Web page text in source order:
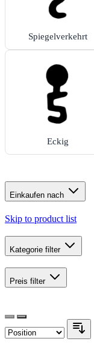
Spiegelverkehrt
Eckig
Einkaufen nach
Skip to product list
Kategorie filter
Preis filter